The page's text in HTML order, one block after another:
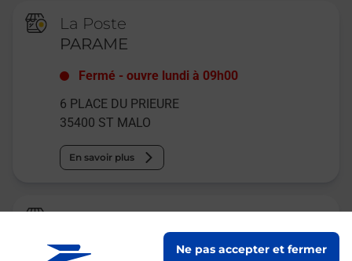
Ne pas accepter et fermer
La Poste
PARAME
Fermé -ouvre lundi à 09h00
6 PLACE DU PRIEURE
35400 ST MALO
En savoir plus
Relais Pickup